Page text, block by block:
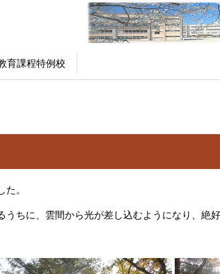
育課程特例校
。
うちに、雲間から光が差し込むようになり、絶